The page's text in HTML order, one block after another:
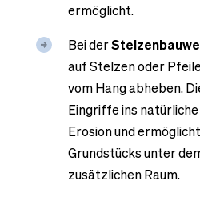
ermöglicht.
Bei der
auf Stelzen oder
vom Hang abheben.
Eingriffe ins
Erosion und
Grundstücks unter
zusätzlichen Raum.